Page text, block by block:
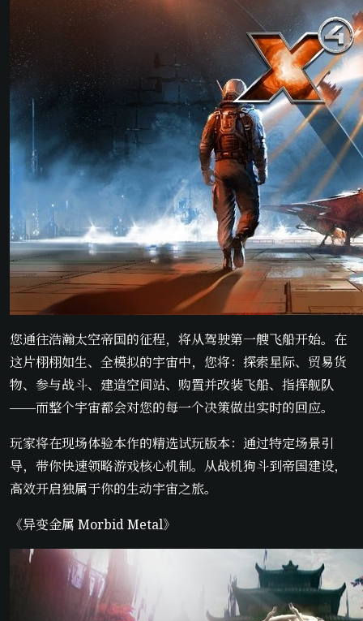
您通往浩瀚太空帝国的征程，将从驾驶第一艘飞船开始。在
这片栩栩如生、全模拟的宇宙中，您将：探索星际、贸易货
物、参与战斗、建造空间站、购置并改装飞船、指挥舰队
——而整个宇宙都会对您的每一个决策做出实时的回应。
玩家将在现场体验本作的精选试玩版本：通过特定场景引
导，带你快速领略游戏核心机制。从战机狗斗到帝国建设，
高效开启独属于你的生动宇宙之旅。
《异变金属 Morbid Metal》